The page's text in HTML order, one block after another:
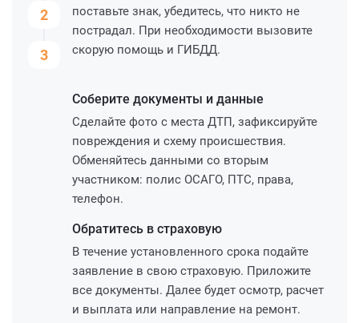
2
3
поставьте знак, убедитесь, что никто не
пострадал. При необходимости вызовите
скорую помощь и ГИБДД.
Соберите документы и данные
Сделайте фото с места ДТП, зафиксируйте
повреждения и схему происшествия.
Обменяйтесь данными со вторым
участником: полис ОСАГО, ПТС, права,
телефон.
Обратитесь в страховую
В течение установленного срока подайте
заявление в свою страховую. Приложите
все документы. Далее будет осмотр, расчет
и выплата или направление на ремонт.